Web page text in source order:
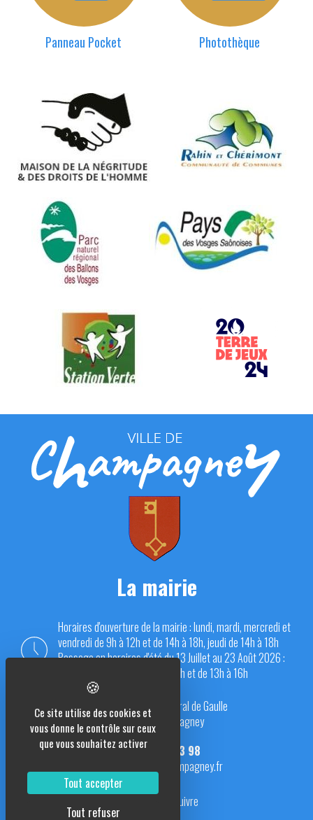
Panneau Pocket Photothèque
La mairie
Horaires d'ouverture de la mairie : lundi, mardi, mercredi et
vendredi de 9h à 12h et de 14h à 18h, jeudi de 14h à 18h
Passage en horaires d'été du 13 Juillet au 23 Août 2026 :
du lundi au vendredi de 9h à 12h et de 13h à 16h
Place du Général de Gaulle
70290 Champagney
03 84 23 13 98
mairie@champagney.fr
Nous suivre
Ce site utilise des cookies et
vous donne le contrôle sur ceux
que vous souhaitez activer
Tout accepter
Tout refuser